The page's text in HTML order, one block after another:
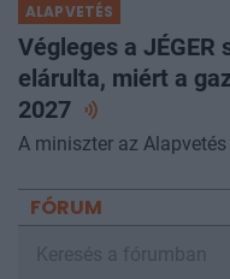
ALAPVETÉS
Végleges a JÉGER
elárulta, miért a
2027
A miniszter az
FÓRUM